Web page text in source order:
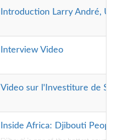
Introduction Larry André,
Interview Video
Video sur l'Investiture de
Inside Africa: Djibouti